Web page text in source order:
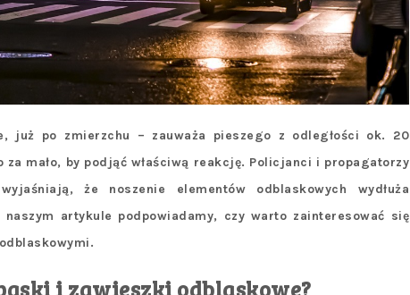
już po zmierzchu – zauważa pieszego z odległości ok. 20
mało, by podjąć właściwą reakcję. Policjanci i propagatorzy
że noszenie elementów odblaskowych wydłuża
artykule podpowiadamy, czy warto zainteresować się